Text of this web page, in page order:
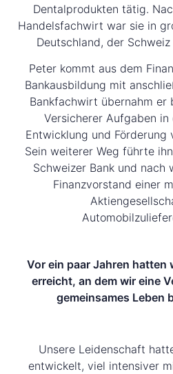
Dentalprodukten tätig.
Handelsfachwirt war sie in
Deutschland, der
Peter kommt aus dem
Bankausbildung mit
Bankfachwirt übernahm er
Versicherer Aufgaben
Entwicklung und Förderung
Sein weiterer Weg führte
Schweizer Bank und nach
Finanzvorstand einer
Vor ein paar Jahren hatten
erreicht, an dem wir eine
gemeinsames Leben
Unsere Leidenschaft
entwickelt, viel intensiver